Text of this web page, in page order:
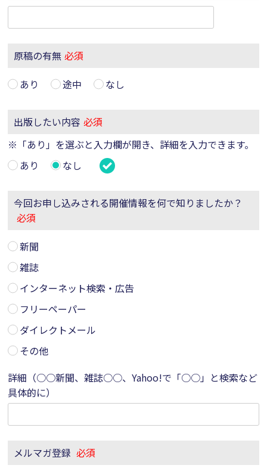
原稿の有無 必須
あり
途中 なし
出版したい内容 必須
※「あり」を選ぶと入力欄が開き、詳細を入力できます。
あり
なし
今回お申し込みされる開催情報を何で知りましたか？
必須
新聞
雑誌
インターネット検索・広告
フリーペーパー
ダイレクトメール
その他
詳細（○○新聞、雑誌○○、Yahoo!で「○○」と検索など
具体的に）
メルマガ登録 必須